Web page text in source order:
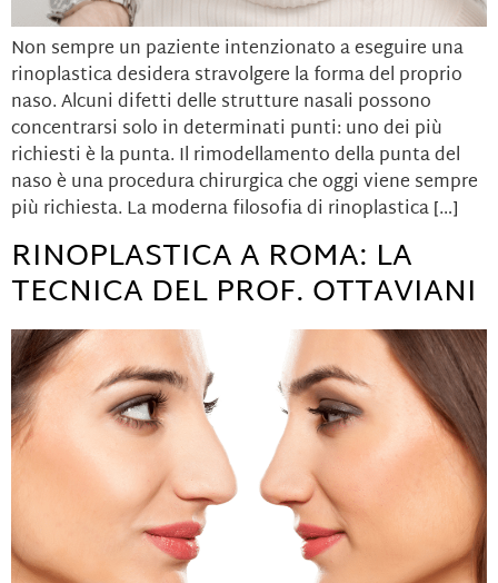
Non sempre un paziente intenzionato a eseguire una
rinoplastica desidera stravolgere la forma del proprio
naso. Alcuni difetti delle strutture nasali possono
concentrarsi solo in determinati punti: uno dei più
richiesti è la punta. Il rimodellamento della punta del
naso è una procedura chirurgica che oggi viene sempre
più richiesta. La moderna filosofia di rinoplastica […]
RINOPLASTICA A ROMA: LA
TECNICA DEL PROF. OTTAVIANI